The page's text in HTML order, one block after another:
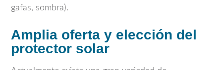
gafas, sombra).
Amplia oferta y elección del
protector solar